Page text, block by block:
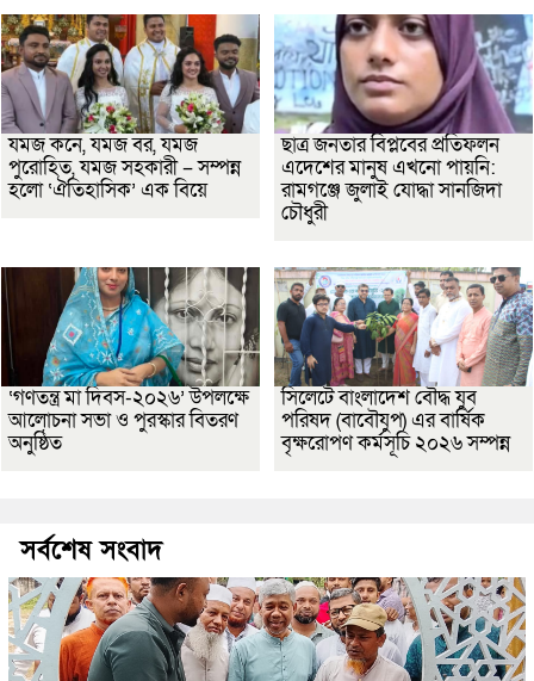
যমজ কনে, যমজ বর, যমজ
পুরোহিত, যমজ সহকারী – সম্পন্ন
হলো ‘ঐতিহাসিক’ এক বিয়ে
ছাত্র জনতার বিপ্লবের প্রতিফলন
এদেশের মানুষ এখনো পায়নি:
রামগঞ্জে জুলাই যোদ্ধা সানজিদা
চৌধুরী
‘গণতন্ত্র মা দিবস-২০২৬’ উপলক্ষে
আলোচনা সভা ও পুরস্কার বিতরণ
অনুষ্ঠিত
সিলেটে বাংলাদেশ বৌদ্ধ যুব
পরিষদ (বাবৌযুপ) এর বার্ষিক
বৃক্ষরোপণ কর্মসূচি ২০২৬ সম্পন্ন
সর্বশেষ সংবাদ